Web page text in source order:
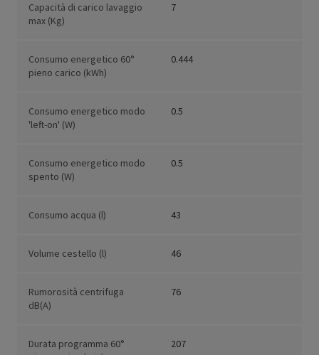
Capacità di carico lavaggio
max (Kg)
7
Consumo energetico 60°
pieno carico (kWh)
0.444
Consumo energetico modo
'left-on' (W)
0.5
Consumo energetico modo
spento (W)
0.5
Consumo acqua (l) 43
Volume cestello (l) 46
Rumorosità centrifuga
dB(A)
76
Durata programma 60°
207